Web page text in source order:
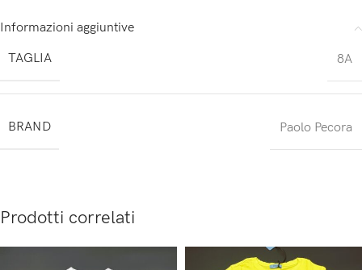
Informazioni aggiuntive
TAGLIA
8A
BRAND Paolo Pecora
Prodotti correlati